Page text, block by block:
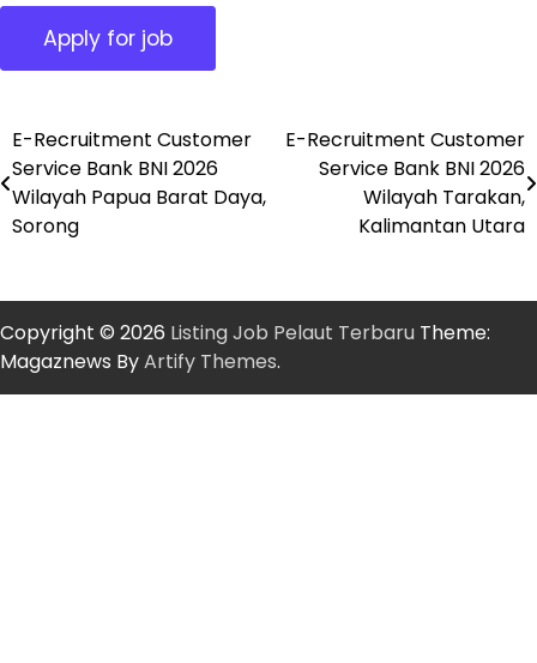
Post
navigation
E-Recruitment Customer
Service Bank BNI 2026
Wilayah Papua Barat Daya,
Sorong
E-Recruitment Customer
Service Bank BNI 2026
Wilayah Tarakan,
Kalimantan Utara
Copyright © 2026 Listing Job Pelaut Terbaru Theme:
Magaznews ByArtify Themes.